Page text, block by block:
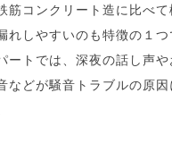
筋コンクリート造に比べて
れしやすいのも特徴の１つ
ートでは、深夜の話し声
などが騒音トラブルの原